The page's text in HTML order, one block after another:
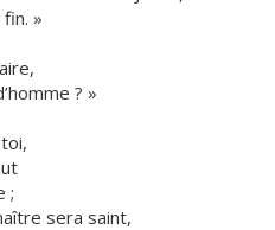
»
? »
;
sera saint,